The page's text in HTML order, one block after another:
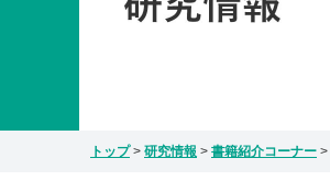
トップ > 研究情報 > 書籍紹介コーナー >